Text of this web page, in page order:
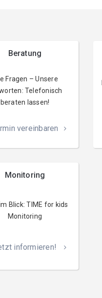
Beratung
Fragen – Unsere
Telefonisch
beraten lassen!
vereinbaren
Monitoring
Blick: TIME for kids
Monitoring
informieren!